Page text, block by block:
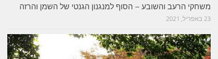
משחקי הרעב והשובע – הסוף למנגנון הגנטי של השמן והרזה
23 באפריל, 2021